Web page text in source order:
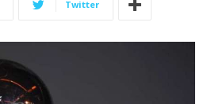
Twitter